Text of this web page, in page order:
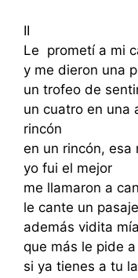
II
Le prometí a mi
y me dieron una
un trofeo de
un cuatro en una
rincón
en un rincón, esa
yo fui el mejor
me llamaron a
le cante un
además vidita
que más le pide
si ya tienes a tu